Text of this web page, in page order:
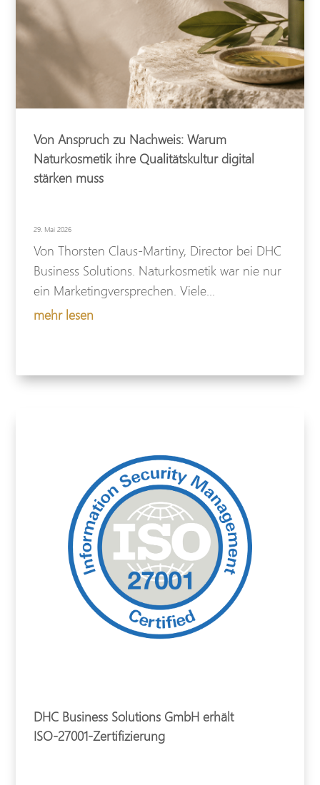
Von Anspruch zu Nachweis: Warum
Naturkosmetik ihre Qualitätskultur digital
stärken muss
29. Mai 2026
Von Thorsten Claus-Martiny, Director bei DHC
Business Solutions. Naturkosmetik war nie nur
ein Marketingversprechen. Viele...
mehr lesen
DHC Business Solutions GmbH erhält
ISO-27001-Zertifizierung